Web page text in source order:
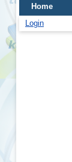
Home
Login